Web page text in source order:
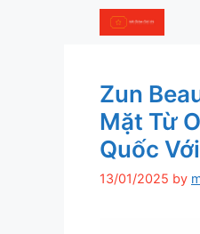
Zun
Mặt Từ
Quốc
13/01/2025 by